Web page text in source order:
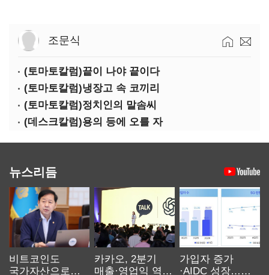
조문식
(토마토칼럼)끝이 나야 끝이다
(토마토칼럼)냉장고 속 코끼리
(토마토칼럼)정치인의 말솜씨
(데스크칼럼)용의 등에 오를 자
뉴스리듬
비트코인도
국가자산으로…'
카카오, 2분기
매출·영업익 역대
가입자 증가
·AIDC 성장…